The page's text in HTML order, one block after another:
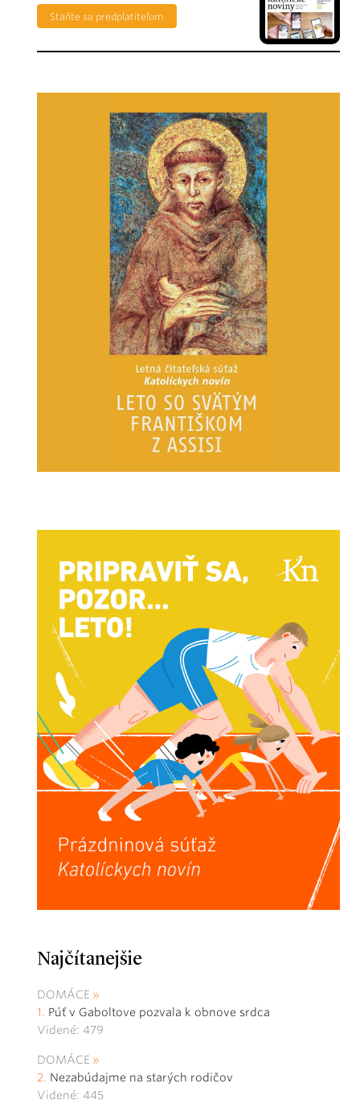
Staňte sa predplatiteľom
Najčítanejšie
DOMÁCE
Púť v Gaboltove pozvala k obnove srdca
Videné: 479
DOMÁCE
Nezabúdajme na starých rodičov
Videné: 445